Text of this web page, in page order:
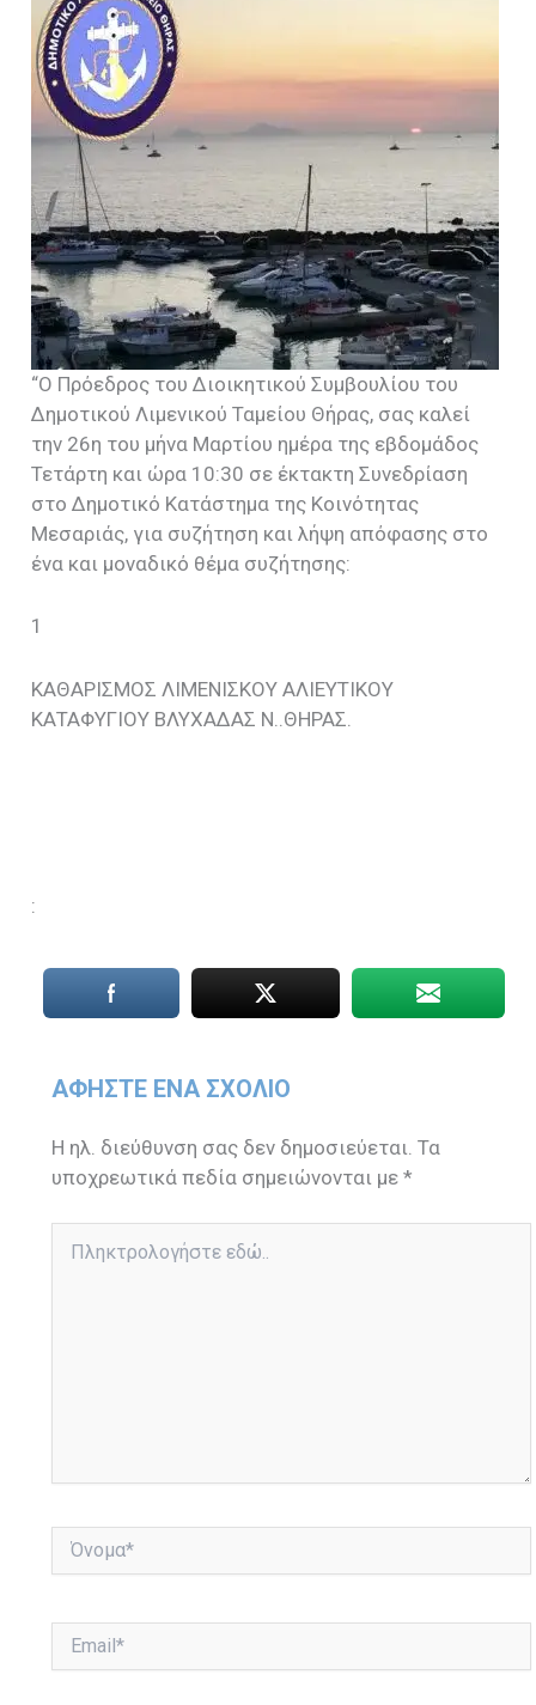
“Ο Πρόεδρος του Διοικητικού Συμβουλίου του
Δημοτικού Λιμενικού Ταμείου Θήρας, σας καλεί
την 26η του μήνα Μαρτίου ημέρα της εβδομάδος
Τετάρτη και ώρα 10:30 σε έκτακτη Συνεδρίαση
στο Δημοτικό Κατάστημα της Κοινότητας
Μεσαριάς, για συζήτηση και λήψη απόφασης στο
ένα και μοναδικό θέμα συζήτησης:
1
ΚΑΘΑΡΙΣΜΟΣ ΛΙΜΕΝΙΣΚΟΥ ΑΛΙΕΥΤΙΚΟΥ
ΚΑΤΑΦΥΓΙΟΥ ΒΛΥΧΑΔΑΣ Ν..ΘΗΡΑΣ.
:
ΑΦΉΣΤΕ ΈΝΑ ΣΧΌΛΙΟ
Η ηλ. διεύθυνση σας δεν δημοσιεύεται. Τα
υποχρεωτικά πεδία σημειώνονται με*
εδώ..
Όνομα*